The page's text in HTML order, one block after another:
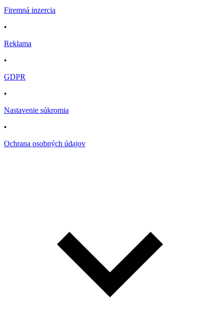
Firemná inzercia
•
Reklama
•
GDPR
•
Nastavenie súkromia
•
Ochrana osobných údajov